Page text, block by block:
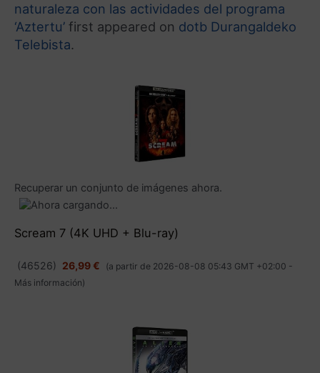
naturaleza con las actividades del programa
‘Aztertu’ first appeared on dotb Durangaldeko
Telebista.
Recuperar un conjunto de imágenes ahora.
Scream 7 (4K UHD + Blu-ray)
(46526) 26,99 €
(a partir de 2026-08-08 05:43 GMT +02:00 -
Más información)